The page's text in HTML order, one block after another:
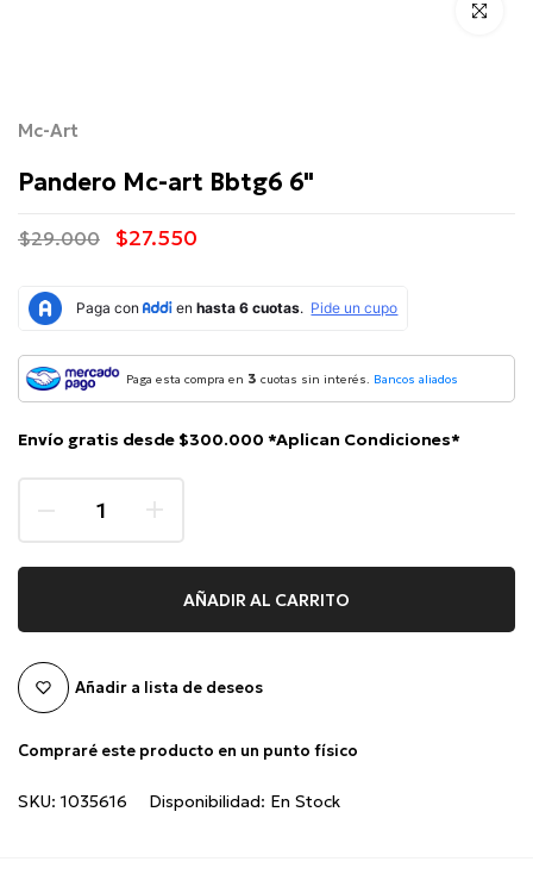
Click para
Mc-Art
Pandero Mc-art Bbtg6 6"
$29.000 $27.550
Paga esta compra en 3 cuotas sin interés. Bancos aliados
Envío gratis desde $300.000 *Aplican Condiciones*
AÑADIR AL CARRITO
Añadir a lista de deseos
Compraré este producto en un punto físico
SKU: 1035616 Disponibilidad: En Stock